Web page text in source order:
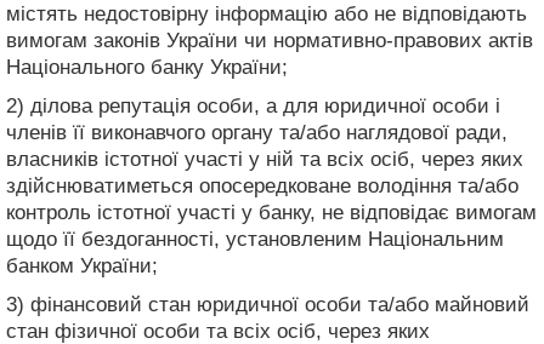
містять недостовірну інформацію або не відповідають
вимогам законів України чи нормативно-правових актів
Національного банку України;
2) ділова репутація особи, а для юридичної особи і
членів її виконавчого органу та/або наглядової ради,
власників істотної участі у ній та всіх осіб, через яких
здійснюватиметься опосередковане володіння та/або
контроль істотної участі у банку, не відповідає вимогам
щодо її бездоганності, установленим Національним
банком України;
3) фінансовий стан юридичної особи та/або майновий
стан фізичної особи та всіх осіб, через яких